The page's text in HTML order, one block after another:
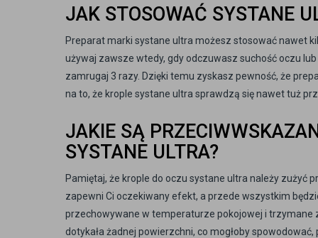
JAK STOSOWAĆ SYSTANE
Preparat marki systane ultra możesz stosować nawet
używaj zawsze wtedy, gdy odczuwasz suchość oczu
zamrugaj 3 razy. Dzięki temu zyskasz pewność, że
na to, że krople systane ultra sprawdzą się nawet tuż
JAKIE SĄ
SYSTANE ULTRA?
Pamiętaj, że krople do oczu systane ultra należy zużyć
zapewni Ci oczekiwany efekt, a przede wszystkim
przechowywane w temperaturze pokojowej i trzymane
dotykała żadnej powierzchni, co mogłoby